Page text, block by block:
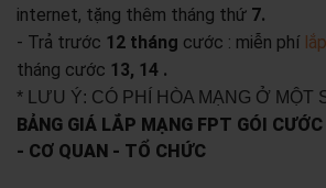
internet, tặng thêm tháng thứ 7.
- Trả trước 12 tháng cước : miễn phí
tháng cước 13, 14 .
* LƯU Ý: CÓ PHÍ HÒA MẠNG Ở MỘT
BẢNG GIÁ LẮP MẠNG FPT GÓI
- CƠ QUAN - TỔ CHỨC